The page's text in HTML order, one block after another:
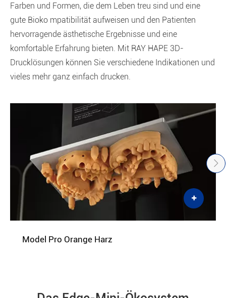
Farben und Formen, die dem Leben treu sind und eine
gute Bioko mpatibilität aufweisen und den Patienten
hervorragende ästhetische Ergebnisse und eine
komfortable Erfahrung bieten. Mit RAY HAPE 3D-
Drucklösungen können Sie verschiedene Indikationen und
vieles mehr ganz einfach drucken.
Model Pro Orange Harz